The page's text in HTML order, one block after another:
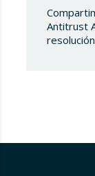
Antitrust